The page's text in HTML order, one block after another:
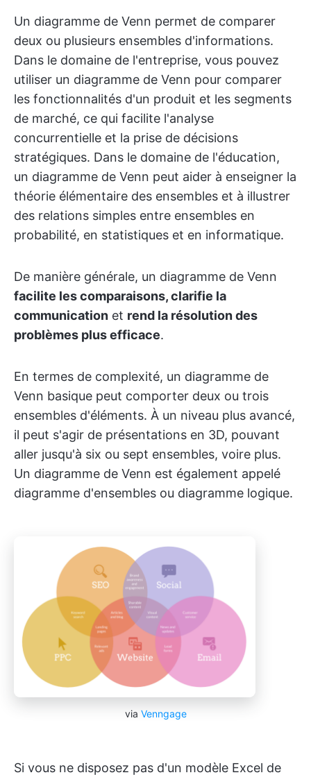
Un diagramme de Venn permet de comparer
deux ou plusieurs ensembles d'informations.
Dans le domaine de l'entreprise, vous pouvez
utiliser un diagramme de Venn pour comparer
les fonctionnalités d'un produit et les segments
de marché, ce qui facilite l'analyse
concurrentielle et la prise de décisions
stratégiques. Dans le domaine de l'éducation,
un diagramme de Venn peut aider à enseigner la
théorie élémentaire des ensembles et à illustrer
des relations simples entre ensembles en
probabilité, en statistiques et en informatique.
De manière générale, un diagramme de Venn
facilite les comparaisons, clarifie la
communication et rend la résolution des
problèmes plus efficace.
En termes de complexité, un diagramme de
Venn basique peut comporter deux ou trois
ensembles d'éléments. À un niveau plus avancé,
il peut s'agir de présentations en 3D, pouvant
aller jusqu'à six ou sept ensembles, voire plus.
Un diagramme de Venn est également appelé
diagramme d'ensembles ou diagramme logique.
via Venngage
Si vous ne disposez pas d'un modèle Excel de